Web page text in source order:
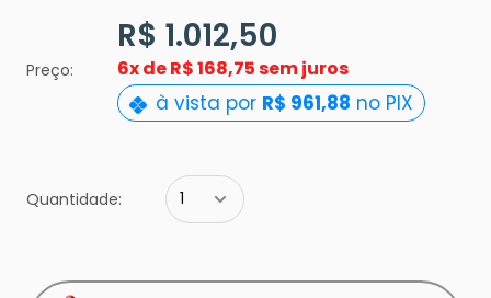
Preço:
R$ 1.012,50
6x deR$ 168,75 sem juros
à vista por R$ 961,88 no PIX
Quantidade: